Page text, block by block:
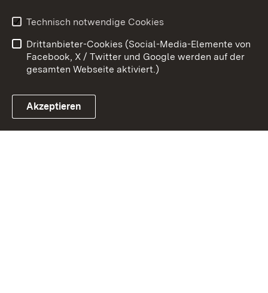
Link zum Landesportal
Barrierefreiheit
Impressum Cookies
Technisch notwendige Cookies
Drittanbieter-Cookies (Social-Media-Elemente von
Facebook, X / Twitter und Google werden auf der
gesamten Webseite aktiviert.)
Akzeptieren